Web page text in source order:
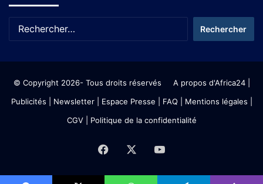
© Copyright 2026- Tous droits réservés A propos d'Africa24|
Publicités
Newsletter| Espace Presse | FAQ | Mentions légales
CGV| Politique de la confidentialité